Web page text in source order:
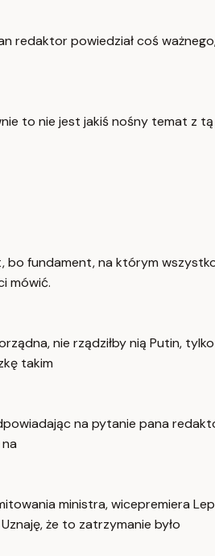
redaktor powiedział coś
to nie jest jakiś nośny temat z
fundament, na którym
mówić.
nie rządziłby nią Putin,
takim
na pytanie pana
ministra, wicepremiera
że to zatrzymanie było